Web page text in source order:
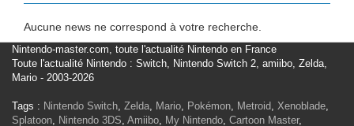
Aucune news ne correspond à votre recherche.
Nintendo-master.com, toute l'actualité Nintendo en France
Toute l'actualité Nintendo : Switch, Nintendo Switch 2, amiibo, Zelda,
Mario - 2003-2026
Tags : Nintendo Switch, Zelda, Mario, Pokémon, Metroid, Xenoblade,
Splatoon, Nintendo 3DS, Amiibo, My Nintendo, Cartoon Master,